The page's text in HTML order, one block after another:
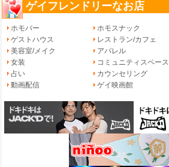
ゲイフレンドリーなお店
ホモバー ホモスナック
ゲストハウス
レストラン/カフェ
美容室/メイク
アパレル
女装
コミュニティスペース
占い
カウンセリング
動画配信
ゲイ映画館